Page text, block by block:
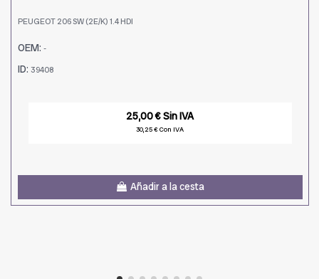
PEUGEOT 206 SW (2E/K) 1.4 HDI
OEM: -
ID: 39408
25,00 € Sin IVA
30,25 € Con IVA
Añadir a la cesta